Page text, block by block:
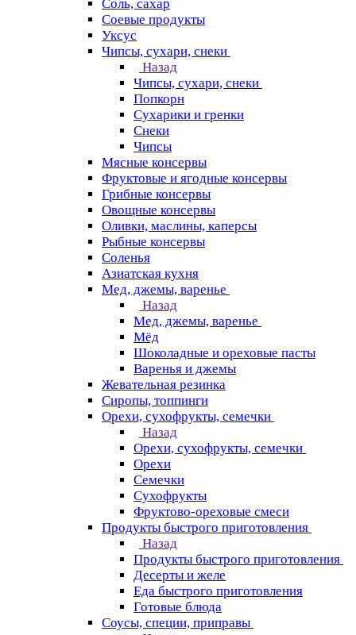
Соль, сахар
Соевые продукты
Уксус
Чипсы, сухари, снеки
Назад
Чипсы, сухари, снеки
Попкорн
Сухарики и гренки
Снеки
Чипсы
Мясные консервы
Фруктовые и ягодные консервы
Грибные консервы
Овощные консервы
Оливки, маслины, каперсы
Рыбные консервы
Соленья
Азиатская кухня
Мед, джемы, варенье
Назад
Мед, джемы, варенье
Мёд
Шоколадные и ореховые пасты
Варенья и джемы
Жевательная резинка
Сиропы, топпинги
Орехи, сухофрукты, семечки
Назад
Орехи, сухофрукты, семечки
Орехи
Семечки
Сухофрукты
Фруктово-ореховые смеси
Продукты быстрого приготовления
Назад
Продукты быстрого приготовления
Десерты и желе
Еда быстрого приготовления
Готовые блюда
Соусы, специи, приправы